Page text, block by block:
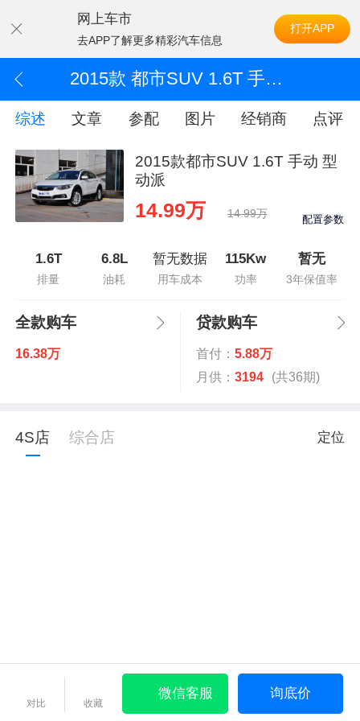
网上车市
去APP了解更多精彩汽车信息
打开APP
2015款 都市SUV 1.6T 手动 型动派
综述 文章 参配 图片 经销商 点评
2015款都市SUV 1.6T 手动 型
动派
14.99万 14.99万 配置参数
1.6T
排量
6.8L
油耗
暂无数据
用车成本
115Kw
功率
暂无
3年保值率
全款购车
16.38万
贷款购车
首付： 5.88万
月供： 3194 (共36期)
4S店 综合店 定位
对比 收藏
微信客服 询底价